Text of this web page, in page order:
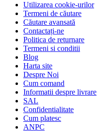
Utilizarea cookie-urilor
Termeni de căutare
Căutare avansată
Contactați-ne
Politica de returnare
Termeni si conditii
Blog
Harta site
Despre Noi
Cum comand
Informatii despre livrare
SAL
Confidentialitate
Cum platesc
ANPC